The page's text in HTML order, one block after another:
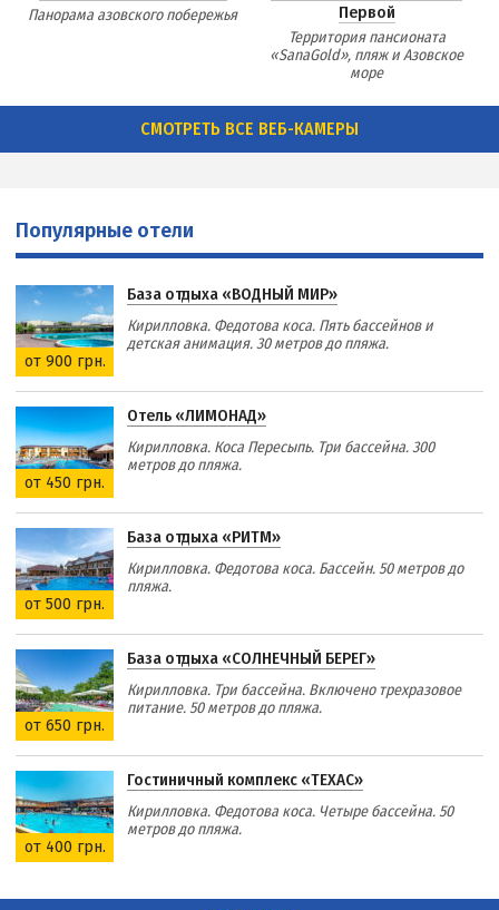
Панорама азовского побережья
Первой
Территория пансионата
«SanaGold», пляж и Азовское
море
СМОТРЕТЬ ВСЕ ВЕБ-КАМЕРЫ
Популярные отели
от 900 грн.
База отдыха «ВОДНЫЙ МИР»
Кирилловка. Федотова коса. Пять бассейнов и
детская анимация. 30 метров до пляжа.
от 450 грн.
Отель «ЛИМОНАД»
Кирилловка. Коса Пересыпь. Три бассейна. 300
метров до пляжа.
от 500 грн.
База отдыха «РИТМ»
Кирилловка. Федотова коса. Бассейн. 50 метров до
пляжа.
от 650 грн.
База отдыха «СОЛНЕЧНЫЙ БЕРЕГ»
Кирилловка. Три бассейна. Включено трехразовое
питание. 50 метров до пляжа.
от 400 грн.
Гостиничный комплекс «ТЕХАС»
Кирилловка. Федотова коса. Четыре бассейна. 50
метров до пляжа.